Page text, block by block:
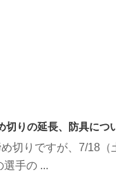
切りの延長、防具につ
切りですが、7/18（
選手の ...